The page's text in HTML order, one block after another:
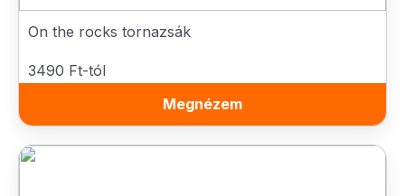
On the rocks tornazsák
3490 Ft-tól
Megnézem